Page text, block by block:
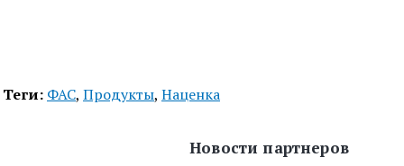
Теги: ФАС, Продукты, Наценка
Новости партнеров